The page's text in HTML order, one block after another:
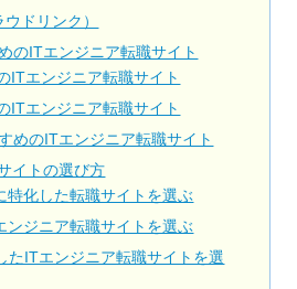
ドリンク）
のITエンジニア転職サイト
ITエンジニア転職サイト
ITエンジニア転職サイト
めのITエンジニア転職サイト
イトの選び方
特化した転職サイトを選ぶ
ンジニア転職サイトを選ぶ
たITエンジニア転職サイトを選